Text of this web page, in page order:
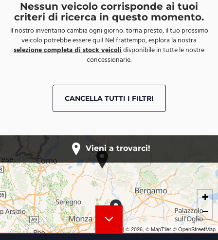
Nessun veicolo corrisponde ai tuoi
criteri di ricerca in questo momento.
Il nostro inventario cambia ogni giorno: torna presto, il tuo prossimo
veicolo potrebbe essere qui! Nel frattempo, esplora la nostra
selezione completa di stock veicolidisponibile in tutte le nostre
concessionarie.
CANCELLA TUTTI I FILTRI
Vieni a trovarci!
+
−
| © 2026, © MapTiler© OpenStreetMap